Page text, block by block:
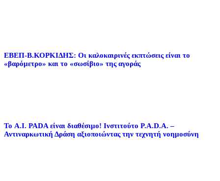
EΒΕΠ-Β.ΚΟΡΚΙΔΗΣ: Οι καλοκαιρινές εκπτώσεις είναι το
«βαρόμετρο» και το «σωσίβιο» της αγοράς
Το A.I. PADA είναι διαθέσιμο! Ινστιτούτο P.A.D.A. –
Αντιναρκωτική Δράση αξιοποιώντας την τεχνητή νοημοσύνη